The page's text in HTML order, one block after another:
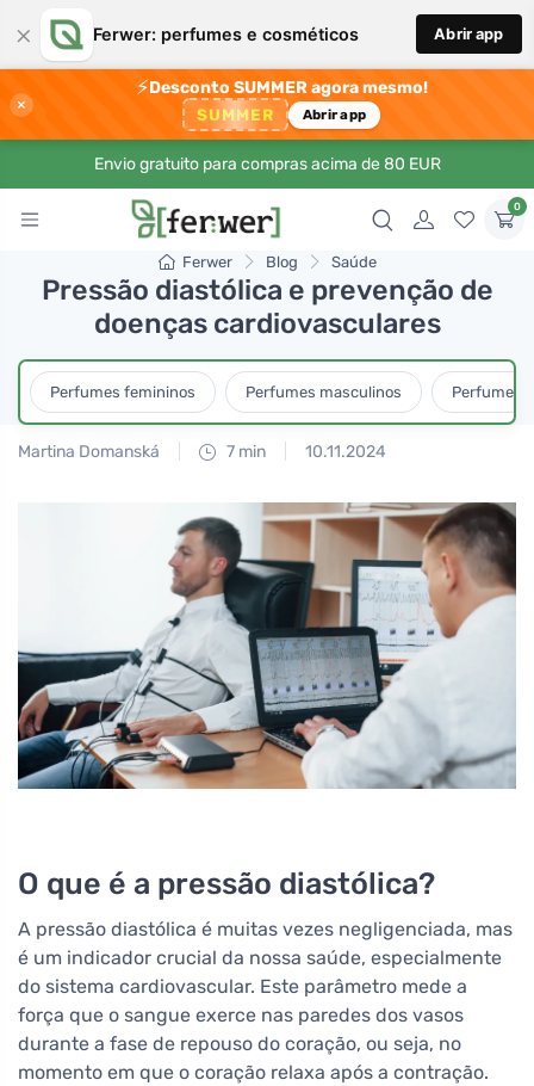
× Ferwer: perfumes e cosméticos Abrir app
×
⚡Desconto SUMMER agora mesmo!
SUMMER Abrir app
Envio gratuito para compras acima de 80 EUR
0
Ferwer Blog Saúde
Pressão diastólica e prevenção de
doenças cardiovasculares
Perfumes femininos Perfumes masculinos Perfumes
Martina Domanská 7 min 10.11.2024
O que é a pressão diastólica?
A pressão diastólica é muitas vezes negligenciada, mas
é um indicador crucial da nossa saúde, especialmente
do sistema cardiovascular. Este parâmetro mede a
força que o sangue exerce nas paredes dos vasos
durante a fase de repouso do coração, ou seja, no
momento em que o coração relaxa após a contração.